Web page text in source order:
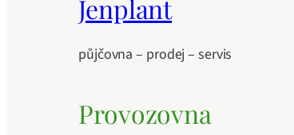
Jenplant
půjčovna – prodej – servis
Provozovna